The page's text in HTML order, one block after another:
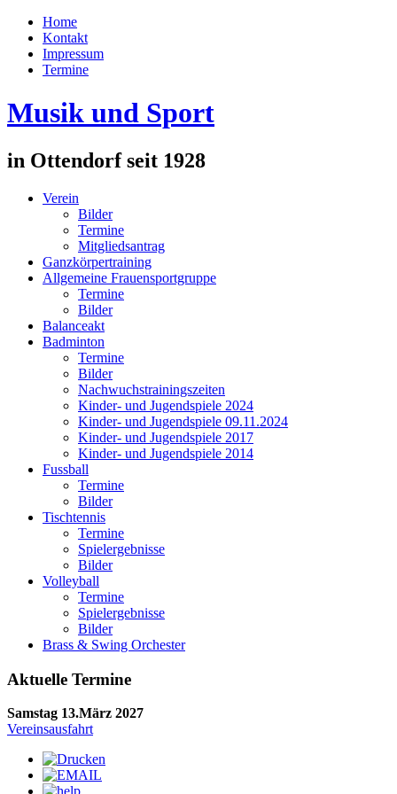
Home
Kontakt
Impressum
Termine
Musik und Sport
in Ottendorf seit 1928
Verein
Bilder
Termine
Mitgliedsantrag
Ganzkörpertraining
Allgemeine Frauensportgruppe
Termine
Bilder
Balanceakt
Badminton
Termine
Bilder
Nachwuchstrainingszeiten
Kinder- und Jugendspiele 2024
Kinder- und Jugendspiele 09.11.2024
Kinder- und Jugendspiele 2017
Kinder- und Jugendspiele 2014
Fussball
Termine
Bilder
Tischtennis
Termine
Spielergebnisse
Bilder
Volleyball
Termine
Spielergebnisse
Bilder
Brass & Swing Orchester
Aktuelle Termine
Samstag 13.März 2027
Vereinsausfahrt